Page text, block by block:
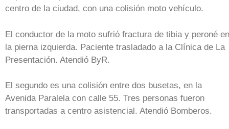
centro de la ciudad, con una colisión moto vehículo.
El conductor de la moto sufrió fractura de tibia y peroné en
la pierna izquierda. Paciente trasladado a la Clínica de La
Presentación. Atendió ByR.
El segundo es una colisión entre dos busetas, en la
Avenida Paralela con calle 55. Tres personas fueron
transportadas a centro asistencial. Atendió Bomberos.